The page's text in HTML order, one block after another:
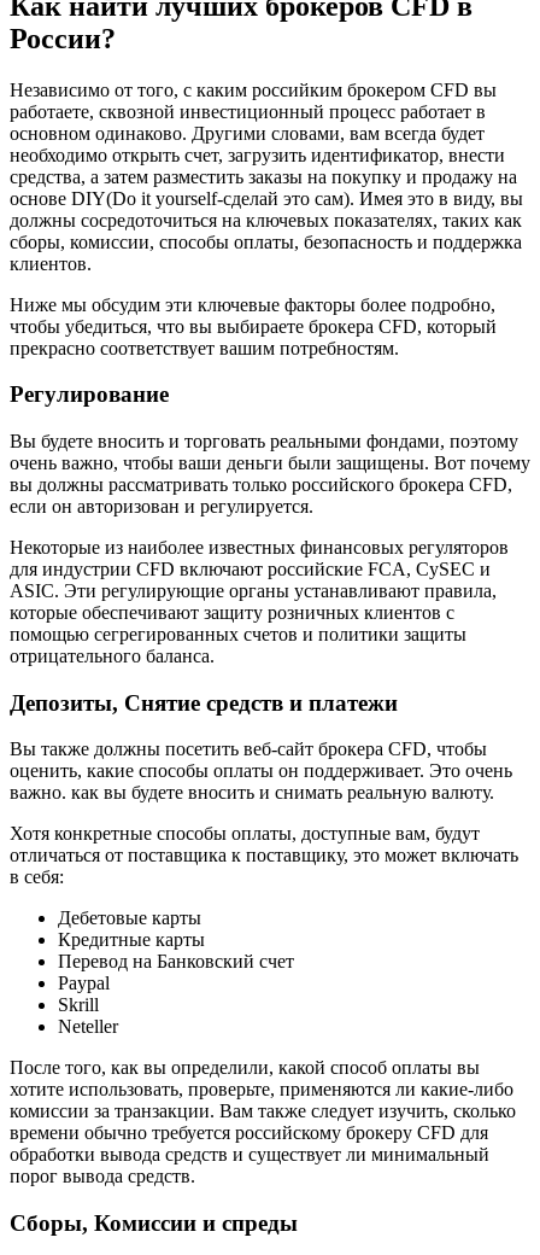
России?
Независимо от того, с каким российким брокером CFD вы
работаете, сквозной инвестиционный процесс работает в
основном одинаково. Другими словами, вам всегда будет
необходимо открыть счет, загрузить идентификатор, внести
средства, а затем разместить заказы на покупку и продажу на
основе DIY(Do it yourself-сделай это сам). Имея это в виду, вы
должны сосредоточиться на ключевых показателях, таких как
сборы, комиссии, способы оплаты, безопасность и поддержка
клиентов.
Ниже мы обсудим эти ключевые факторы более подробно,
чтобы убедиться, что вы выбираете брокера CFD, который
прекрасно соответствует вашим потребностям.
Регулирование
Вы будете вносить и торговать реальными фондами, поэтому
очень важно, чтобы ваши деньги были защищены. Вот почему
вы должны рассматривать только российского брокера CFD,
если он авторизован и регулируется.
Некоторые из наиболее известных финансовых регуляторов
для индустрии CFD включают российские FCA, CySEC и
ASIC. Эти регулирующие органы устанавливают правила,
которые обеспечивают защиту розничных клиентов с
помощью сегрегированных счетов и политики защиты
отрицательного баланса.
Депозиты, Снятие средств и платежи
Вы также должны посетить веб-сайт брокера CFD, чтобы
оценить, какие способы оплаты он поддерживает. Это очень
важно. как вы будете вносить и снимать реальную валюту.
Хотя конкретные способы оплаты, доступные вам, будут
отличаться от поставщика к поставщику, это может включать
в себя:
Дебетовые карты
Кредитные карты
Перевод на Банковский счет
Paypal
Skrill
Neteller
После того, как вы определили, какой способ оплаты вы
хотите использовать, проверьте, применяются ли какие-либо
комиссии за транзакции. Вам также следует изучить, сколько
времени обычно требуется российскому брокеру CFD для
обработки вывода средств и существует ли минимальный
порог вывода средств.
Сборы, Комиссии и спреды